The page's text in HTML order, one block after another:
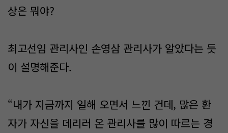
상은 뭐야?
최고선임 관리사인 손영삼 관리사가 알았다는 듯
이 설명해준다.
“내가 지금까지 일해 오면서 느낀 건데, 많은 환
자가 자신을 데리러 온 관리사를 많이 따르는 경